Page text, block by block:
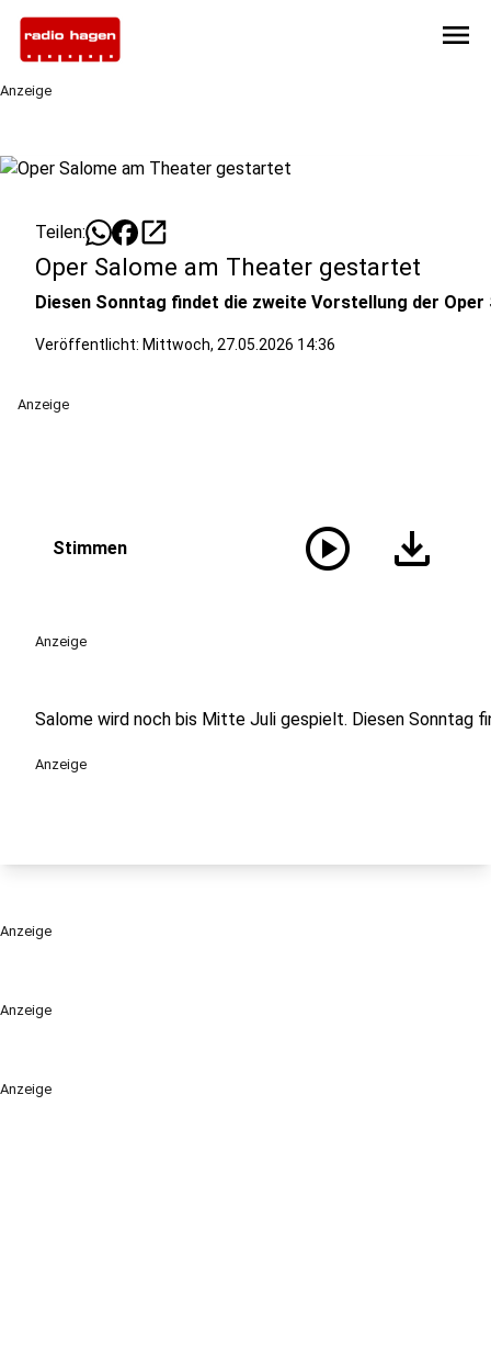
menu
Anzeige
Anzeige
Anzeige
Teilen: open_in_new
Oper Salome am Theater gestartet
Diesen Sonntag findet die zweite Vorstellung der
Veröffentlicht: Mittwoch, 27.05.2026 14:36
Anzeige
Stimmen play_circle download
Anzeige
Salome wird noch bis Mitte Juli gespielt. Diesen Sonntag
Anzeige
Anzeige